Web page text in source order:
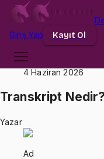
GirişYap Kayıt Ol
Anasayfa Blog
Yayınlanma Tarihi
4 Haziran 2026
Transkript Nedir?
Yazar
Ad